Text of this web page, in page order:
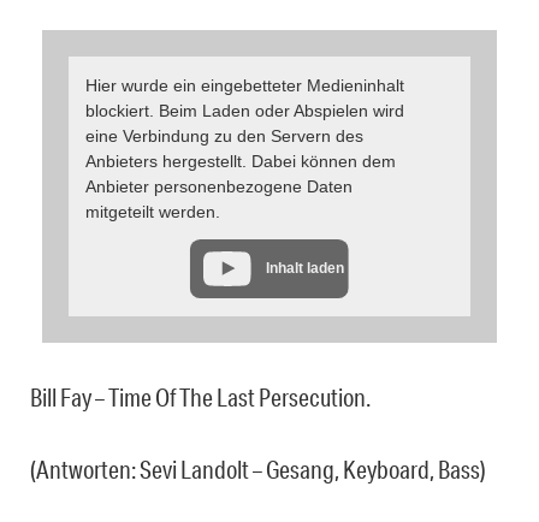
Hier wurde ein eingebetteter Medieninhalt
blockiert. Beim Laden oder Abspielen wird
eine Verbindung zu den Servern des
Anbieters hergestellt. Dabei können dem
Anbieter personenbezogene Daten
mitgeteilt werden.
Inhalt laden
Bill Fay – Time Of The Last Persecution.
(Antworten: Sevi Landolt – Gesang, Keyboard, Bass)